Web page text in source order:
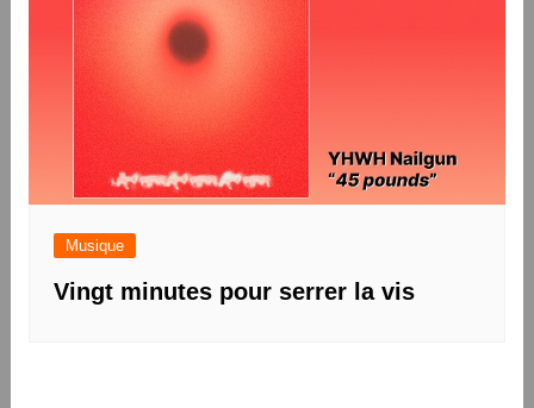
Musique
Vingt minutes pour serrer la vis